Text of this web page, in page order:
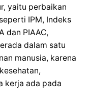
yaitu perbaikan
IPM, Indeks
dan PIAAC,
dalam satu
manusia, karena
kerja ada pada